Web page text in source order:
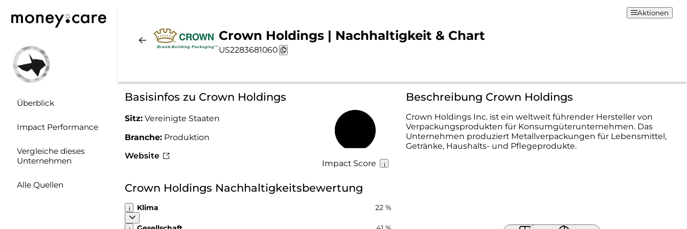
Überblick
Impact Performance
Vergleiche dieses
Unternehmen
Alle Quellen
Crown Holdings | Nachhaltigkeit & Chart
US2283681060
Aktionen
Basisinfos zu Crown Holdings
Sitz: Vereinigte Staaten
Branche: Produktion
Website
Impact Score
Beschreibung Crown Holdings
Crown Holdings Inc. ist ein weltweit führender Hersteller von
Verpackungsprodukten für Konsumgüterunternehmen. Das
Unternehmen produziert Metallverpackungen für Lebensmittel,
Getränke, Haushalts- und Pflegeprodukte.
Crown Holdings Nachhaltigkeitsbewertung
Klima 22 %